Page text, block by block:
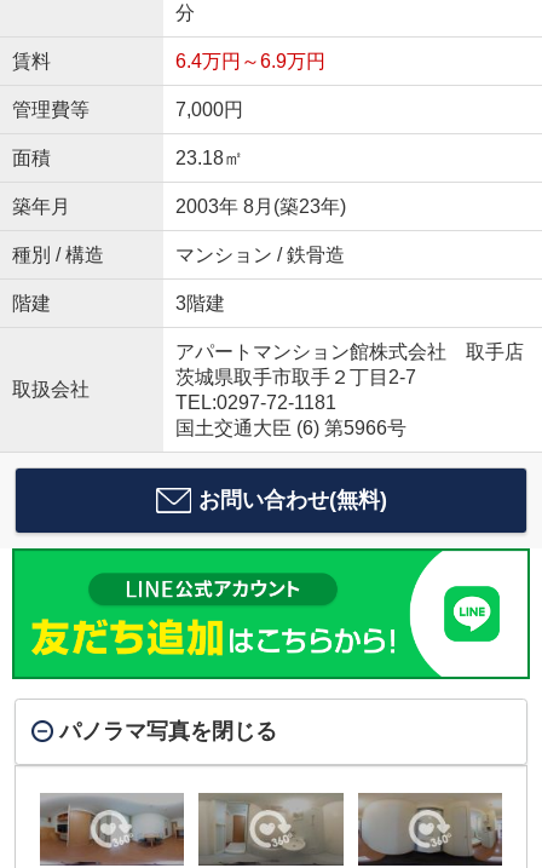
分
賃料 6.4万円～6.9万円
管理費等 7,000円
面積 23.18㎡
築年月 2003年 8月(築23年)
種別 / 構造 マンション / 鉄骨造
階建 3階建
取扱会社
アパートマンション館株式会社 取手店
茨城県取手市取手２丁目2-7
TEL:0297-72-1181
国土交通大臣 (6) 第5966号
お問い合わせ(無料)
パノラマ写真を閉じる